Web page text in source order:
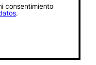
consentimiento
.